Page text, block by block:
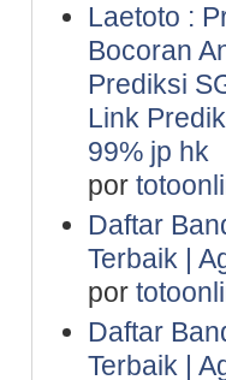
Laetoto :
Bocoran
Prediksi
Link
99% jp hk
por
Daftar
Terbaik |
por
Daftar
Terbaik |